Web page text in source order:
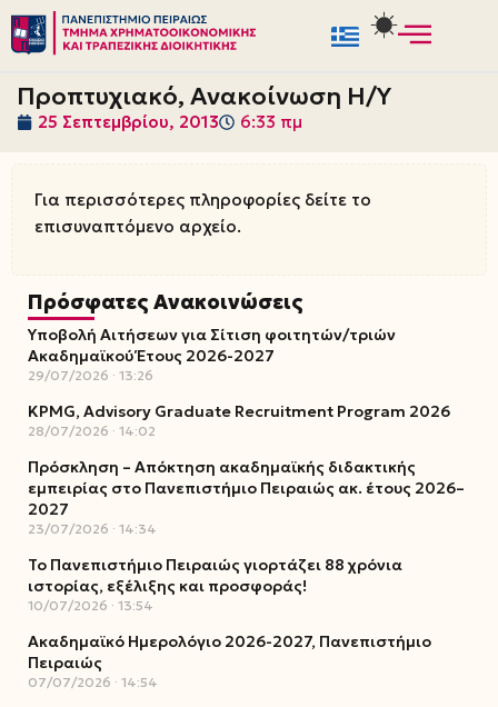
Μεταπηδήστε
στο
περιεχόμενο
Προπτυχιακό, Ανακοίνωση Η/Υ
25 Σεπτεμβρίου, 2013 6:33 πμ
Για περισσότερες πληροφορίες δείτε το
επισυναπτόμενο αρχείο.
Πρόσφατες Ανακοινώσεις
Υποβολή Αιτήσεων για Σίτιση φοιτητών/τριών
Ακαδημαϊκού Έτους 2026-2027
29/07/2026 13:26
KPMG, Advisory Graduate Recruitment Program 2026
28/07/2026 14:02
Πρόσκληση – Απόκτηση ακαδημαϊκής διδακτικής
εμπειρίας στο Πανεπιστήμιο Πειραιώς ακ. έτους 2026–
2027
23/07/2026 14:34
Το Πανεπιστήμιο Πειραιώς γιορτάζει 88 χρόνια
ιστορίας, εξέλιξης και προσφοράς!
10/07/2026 13:54
Ακαδημαϊκό Ημερολόγιο 2026-2027, Πανεπιστήμιο
Πειραιώς
07/07/2026 14:54